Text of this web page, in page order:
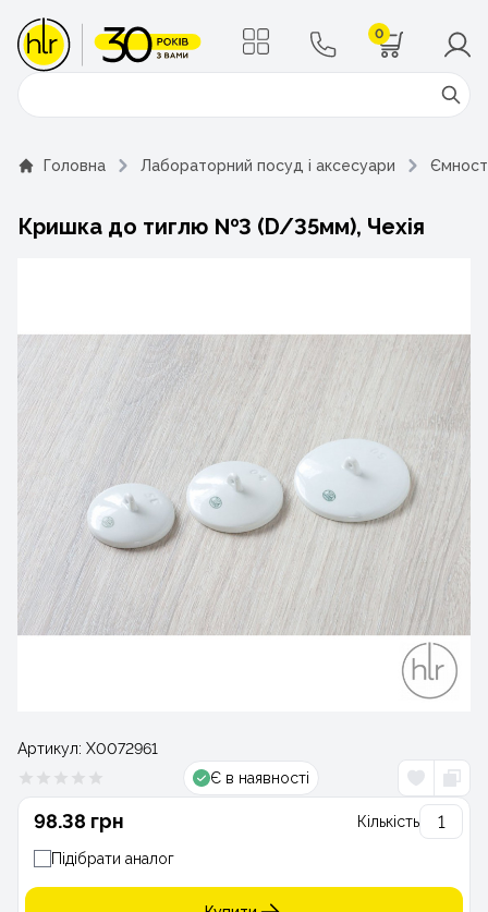
0
Поиск
Головна Лабораторний посуд і аксесуари
Кришка до тиглю №3 (D/35мм), Чехія
Артикул: Х0072961
Є в наявності
98.38 грн Кількість
Підібрати аналог